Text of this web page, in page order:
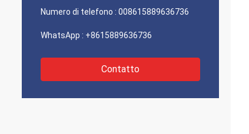
Numero di telefono : 008615889636736
WhatsApp : +8615889636736
Contatto